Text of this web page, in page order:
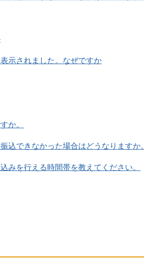
示されました。なぜですか
か。
込できなかった場合はどうなりますか
みを行える時間帯を教えてください。